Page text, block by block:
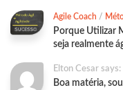
Agile Coach /
Porque Utilizar
seja realmente
Elton Cesar says:
Boa matéria,